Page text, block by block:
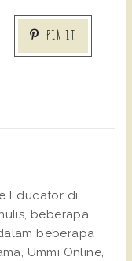
PIN IT
Educator di
beberapa
beberapa
Ummi Online,